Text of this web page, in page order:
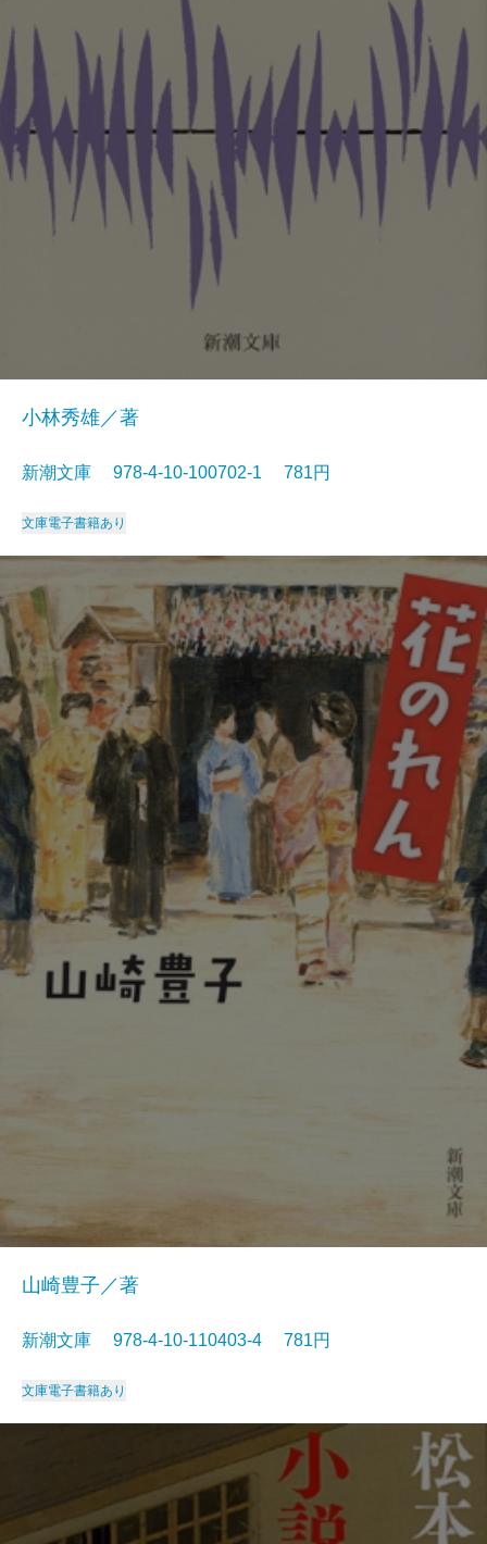
小林秀雄／著
新潮文庫 978-4-10-100702-1 781円
文庫電子書籍あり
山崎豊子／著
新潮文庫 978-4-10-110403-4 781円
文庫電子書籍あり